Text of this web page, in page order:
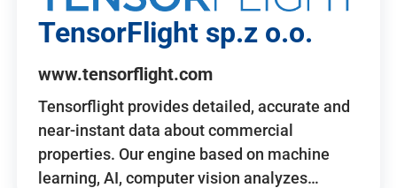
TensorFlight sp.z o.o.
www.tensorflight.com
Tensorflight provides detailed, accurate and
near-instant data about commercial
properties. Our engine based on machine
learning, AI, computer vision analyzes…